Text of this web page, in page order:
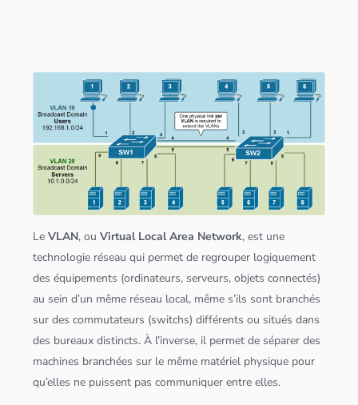
LeVLAN, ouVirtual Local Area Network, est une
technologie réseau qui permet de regrouper logiquement
des équipements (ordinateurs, serveurs, objets connectés)
au sein d’un même réseau local, même s’ils sont branchés
sur des commutateurs (switchs) différents ou situés dans
des bureaux distincts. À l’inverse, il permet de séparer des
machines branchées sur le même matériel physique pour
qu’elles ne puissent pas communiquer entre elles.